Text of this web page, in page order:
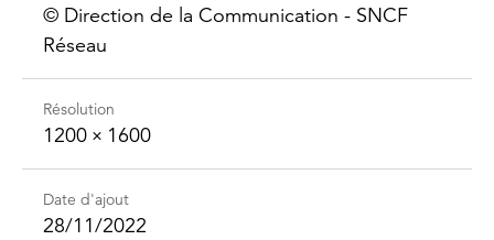
©️ Direction de la Communication - SNCF
Réseau
Résolution
1200 × 1600
Date d'ajout
28/11/2022